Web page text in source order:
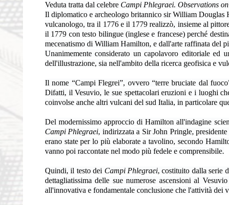
Veduta tratta dal celebre Campi Phlegraei. Observations
Il diplomatico e archeologo britannico sir William
vulcanologo, tra il 1776 e il 1779 realizzò, insieme al
il 1779 con testo bilingue (inglese e francese) perché
mecenatismo di William Hamilton, e dall'arte raffinata del
Unanimemente considerato un capolavoro editoriale
dell'illustrazione, sia nell'ambito della ricerca geofisica e
Il nome “Campi Flegrei”, ovvero “terre bruciate dal
Difatti, il Vesuvio, le sue spettacolari eruzioni e i luoghi
coinvolse anche altri vulcani del sud Italia, in particolare
Del modernissimo approccio di Hamilton all'indagine
Campi Phlegraei, indirizzata a Sir John Pringle,
erano state per lo più elaborate a tavolino, secondo
vanno poi raccontate nel modo più fedele e comprensibile.
Quindi, il testo dei Campi Phlegraei, costituito dalla serie
dettagliatissima delle sue numerose ascensioni al
all'innovativa e fondamentale conclusione che l'attività dei